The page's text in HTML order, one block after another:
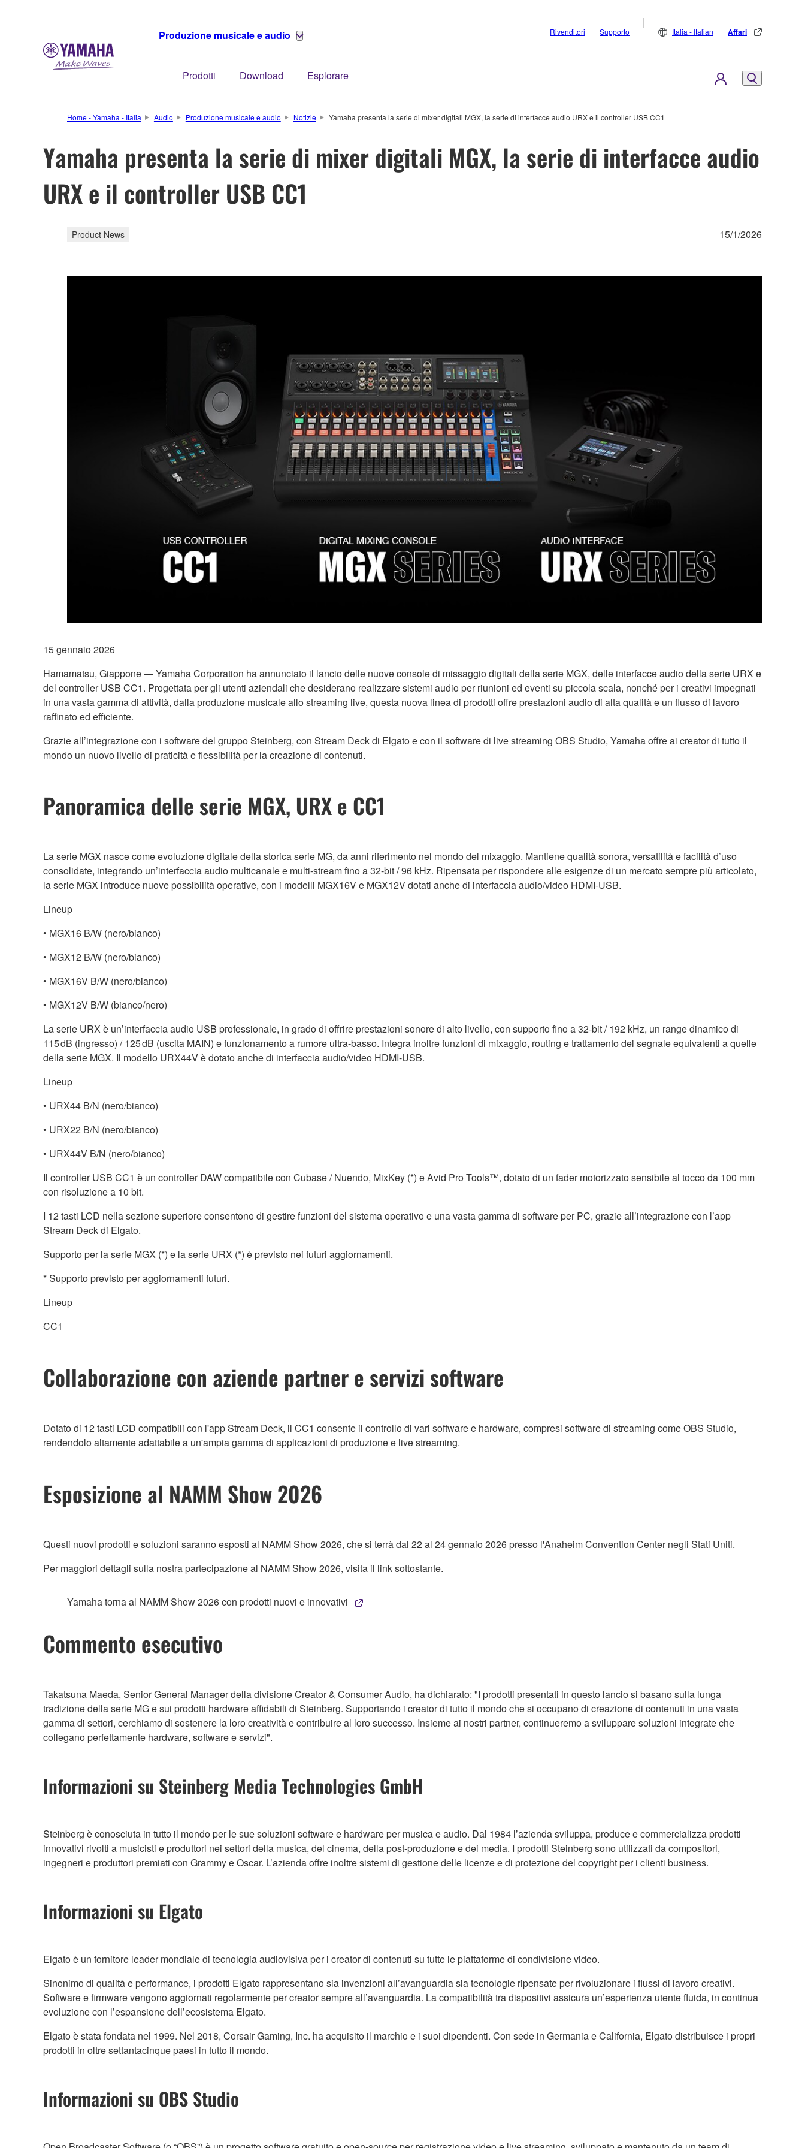
Produzione musicale e audio
Prodotti Download Esplorare
Rivenditori Supporto Italia - Italian Affari
Home - Yamaha - Italia Audio Produzione musicale e audio Notizie Yamaha presenta la serie di mixer digitali MGX, la serie di interfacce audio URX e il controller USB CC1
Yamaha presenta la serie di mixer digitali MGX, la serie di interfacce audio
URX e il controller USB CC1
Product News 15/1/2026
15 gennaio 2026
Hamamatsu, Giappone — Yamaha Corporation ha annunciato il lancio delle nuove console di missaggio digitali della serie MGX, delle interfacce audio della serie URX e
del controller USB CC1. Progettata per gli utenti aziendali che desiderano realizzare sistemi audio per riunioni ed eventi su piccola scala, nonché per i creativi impegnati
in una vasta gamma di attività, dalla produzione musicale allo streaming live, questa nuova linea di prodotti offre prestazioni audio di alta qualità e un flusso di lavoro
raffinato ed efficiente.
Grazie all’integrazione con i software del gruppo Steinberg, con Stream Deck di Elgato e con il software di live streaming OBS Studio, Yamaha offre ai creator di tutto il
mondo un nuovo livello di praticità e flessibilità per la creazione di contenuti.
Panoramica delle serie MGX, URX e CC1
La serie MGX nasce come evoluzione digitale della storica serie MG, da anni riferimento nel mondo del mixaggio. Mantiene qualità sonora, versatilità e facilità d’uso
consolidate, integrando un’interfaccia audio multicanale e multi-stream fino a 32-bit / 96 kHz. Ripensata per rispondere alle esigenze di un mercato sempre più articolato,
la serie MGX introduce nuove possibilità operative, con i modelli MGX16V e MGX12V dotati anche di interfaccia audio/video HDMI-USB.
Lineup
• MGX16 B/W (nero/bianco)
• MGX12 B/W (nero/bianco)
• MGX16V B/W (nero/bianco)
• MGX12V B/W (bianco/nero)
La serie URX è un’interfaccia audio USB professionale, in grado di offrire prestazioni sonore di alto livello, con supporto fino a 32-bit / 192 kHz, un range dinamico di
115 dB (ingresso) / 125 dB (uscita MAIN) e funzionamento a rumore ultra-basso. Integra inoltre funzioni di mixaggio, routing e trattamento del segnale equivalenti a quelle
della serie MGX. Il modello URX44V è dotato anche di interfaccia audio/video HDMI-USB.
Lineup
• URX44 B/N (nero/bianco)
• URX22 B/N (nero/bianco)
• URX44V B/N (nero/bianco)
Il controller USB CC1 è un controller DAW compatibile con Cubase / Nuendo, MixKey (*) e Avid Pro Tools™, dotato di un fader motorizzato sensibile al tocco da 100 mm
con risoluzione a 10 bit.
I 12 tasti LCD nella sezione superiore consentono di gestire funzioni del sistema operativo e una vasta gamma di software per PC, grazie all’integrazione con l’app
Stream Deck di Elgato.
Supporto per la serie MGX (*) e la serie URX (*) è previsto nei futuri aggiornamenti.
* Supporto previsto per aggiornamenti futuri.
Lineup
CC1
Collaborazione con aziende partner e servizi software
Dotato di 12 tasti LCD compatibili con l'app Stream Deck, il CC1 consente il controllo di vari software e hardware, compresi software di streaming come OBS Studio,
rendendolo altamente adattabile a un'ampia gamma di applicazioni di produzione e live streaming.
Esposizione al NAMM Show 2026
Questi nuovi prodotti e soluzioni saranno esposti al NAMM Show 2026, che si terrà dal 22 al 24 gennaio 2026 presso l'Anaheim Convention Center negli Stati Uniti.
Per maggiori dettagli sulla nostra partecipazione al NAMM Show 2026, visita il link sottostante.
Yamaha torna al NAMM Show 2026 con prodotti nuovi e innovativi
Commento esecutivo
Takatsuna Maeda, Senior General Manager della divisione Creator & Consumer Audio, ha dichiarato: "I prodotti presentati in questo lancio si basano sulla lunga
tradizione della serie MG e sui prodotti hardware affidabili di Steinberg. Supportando i creator di tutto il mondo che si occupano di creazione di contenuti in una vasta
gamma di settori, cerchiamo di sostenere la loro creatività e contribuire al loro successo. Insieme ai nostri partner, continueremo a sviluppare soluzioni integrate che
collegano perfettamente hardware, software e servizi".
Informazioni su Steinberg Media Technologies GmbH
Steinberg è conosciuta in tutto il mondo per le sue soluzioni software e hardware per musica e audio. Dal 1984 l’azienda sviluppa, produce e commercializza prodotti
innovativi rivolti a musicisti e produttori nei settori della musica, del cinema, della post-produzione e dei media. I prodotti Steinberg sono utilizzati da compositori,
ingegneri e produttori premiati con Grammy e Oscar. L’azienda offre inoltre sistemi di gestione delle licenze e di protezione del copyright per i clienti business.
Informazioni su Elgato
Elgato è un fornitore leader mondiale di tecnologia audiovisiva per i creator di contenuti su tutte le piattaforme di condivisione video.
Sinonimo di qualità e performance, i prodotti Elgato rappresentano sia invenzioni all’avanguardia sia tecnologie ripensate per rivoluzionare i flussi di lavoro creativi.
Software e firmware vengono aggiornati regolarmente per creator sempre all’avanguardia. La compatibilità tra dispositivi assicura un’esperienza utente fluida, in continua
evoluzione con l’espansione dell’ecosistema Elgato.
Elgato è stata fondata nel 1999. Nel 2018, Corsair Gaming, Inc. ha acquisito il marchio e i suoi dipendenti. Con sede in Germania e California, Elgato distribuisce i propri
prodotti in oltre settantacinque paesi in tutto il mondo.
Informazioni su OBS Studio